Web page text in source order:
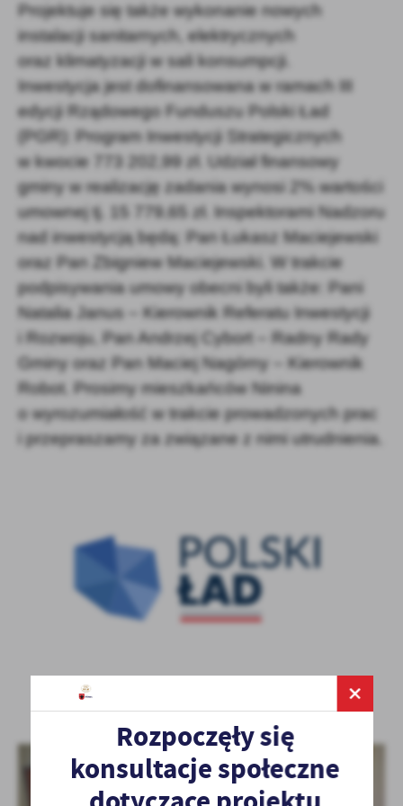
Projektuje się także wykonanie nowych
instalacji sanitarnych, elektrycznych
oraz klimatyzacji w sali konsumpcji.
Inwestycja jest dofinansowana w ramach III
edycji Rządowego Funduszu Polski Ład
(PGR): Program Inwestycji Strategicznych
w kwocie 773 202,99 zł. Udział finansowy
gminy w realizację zadania wynosi 2% wartości
umownej tj. 15 779,65 zł. Inspektorami Nadzoru
nad inwestycją będą: Pan Łukasz Maciejewski
oraz Pan Zbigniew Maciejewski. W trakcie
podpisywania umowy obecni byli także: Pani
Natalia Janus – Kierownik Referatu Inwestycji
i Rozwoju, Pan Andrzej Cybort – Radny Rady
Gminy oraz Pan Maciej Nagórny – Kierownik
Robot. Prosimy mieszkańców Ninina
o wyrozumiałość w trakcie prowadzonych prac
i przepraszamy za związane z nimi utrudnienia.
Rozpoczęły się
konsultacje społeczne